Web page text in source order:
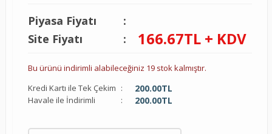
Piyasa Fiyatı
:
Site Fiyatı
: 166.67TL + KDV
Bu ürünü indirimli alabileceğiniz 19 stok kalmıştır.
Kredi Kartı ile Tek Çekim : 200.00TL
Havale ile İndirimli : 200.00TL